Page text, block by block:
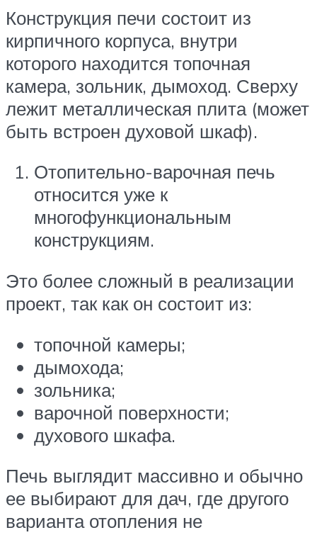
Конструкция печи состоит из
кирпичного корпуса, внутри
которого находится топочная
камера, зольник, дымоход. Сверху
лежит металлическая плита (может
быть встроен духовой шкаф).
Отопительно-варочная печь
относится уже к
многофункциональным
конструкциям.
Это более сложный в реализации
проект, так как он состоит из:
топочной камеры;
дымохода;
зольника;
варочной поверхности;
духового шкафа.
Печь выглядит массивно и обычно
ее выбирают для дач, где другого
варианта отопления не